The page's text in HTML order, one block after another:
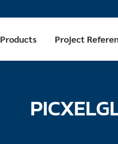
Products Project